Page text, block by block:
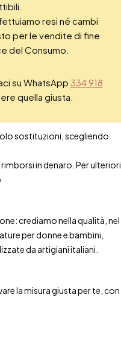
resi né cambi
per le vendite di fine
del Consumo.
su WhatsApp 334 918
quella giusta.
sostituzioni, scegliendo
in denaro. Per ulteriori
crediamo nella qualità, nel
per donne e bambini,
da artigiani italiani.
la misura giusta per te, con